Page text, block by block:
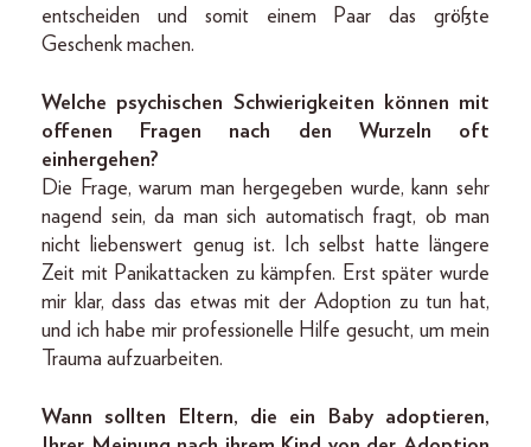
entscheiden und somit einem Paar das größte
Geschenk machen.
Welche psychischen Schwierigkeiten können mit
offenen Fragen nach den Wurzeln oft
einhergehen?
Die Frage, warum man hergegeben wurde, kann sehr
nagend sein, da man sich automatisch fragt, ob man
nicht liebenswert genug ist. Ich selbst hatte längere
Zeit mit Panikattacken zu kämpfen. Erst später wurde
mir klar, dass das etwas mit der Adoption zu tun hat,
und ich habe mir professionelle Hilfe gesucht, um mein
Trauma aufzuarbeiten.
Wann sollten Eltern, die ein Baby adoptieren,